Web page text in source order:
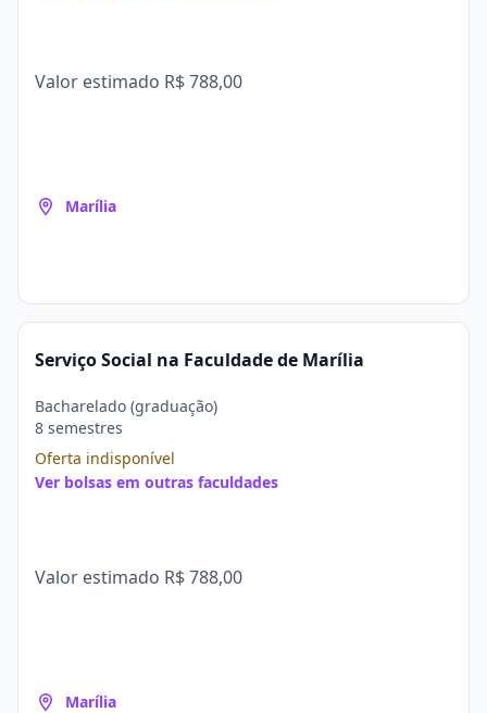
Valor estimado R$ 788,00
Marília
Serviço Social na Faculdade de Marília
Bacharelado (graduação)
8 semestres
Oferta indisponível
Ver bolsas em outras faculdades
Valor estimado R$ 788,00
Marília